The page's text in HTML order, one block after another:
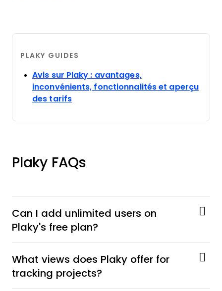
PLAKY GUIDES
Avis sur Plaky : avantages,
inconvénients, fonctionnalités et aperçu
des tarifsOpens new window
Plaky FAQs
Can I add unlimited users on
Plaky's free plan?
What views does Plaky offer for
tracking projects?